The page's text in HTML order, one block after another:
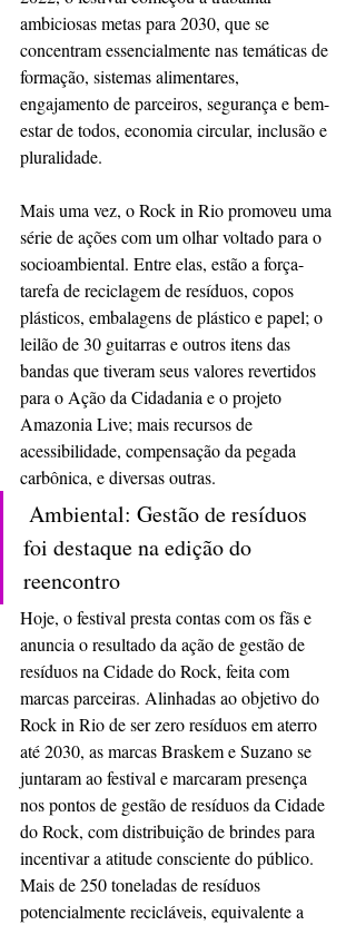
ambiciosas metas para 2030, que se
concentram essencialmente nas temáticas de
formação, sistemas alimentares,
engajamento de parceiros, segurança e bem-
estar de todos, economia circular, inclusão e
pluralidade.
Mais uma vez, o Rock in Rio promoveu uma
série de ações com um olhar voltado para o
socioambiental. Entre elas, estão a força-
tarefa de reciclagem de resíduos, copos
plásticos, embalagens de plástico e papel; o
leilão de 30 guitarras e outros itens das
bandas que tiveram seus valores revertidos
para o Ação da Cidadania e o projeto
Amazonia Live; mais recursos de
acessibilidade, compensação da pegada
carbônica, e diversas outras.
foi destaque na edição do
reencontro
Hoje, o festival presta contas com os fãs e
anuncia o resultado da ação de gestão de
resíduos na Cidade do Rock, feita com
marcas parceiras. Alinhadas ao objetivo do
Rock in Rio de ser zero resíduos em aterro
até 2030, as marcas Braskem e Suzano se
juntaram ao festival e marcaram presença
nos pontos de gestão de resíduos da Cidade
do Rock, com distribuição de brindes para
incentivar a atitude consciente do público.
Mais de 250 toneladas de resíduos
potencialmente recicláveis, equivalente a